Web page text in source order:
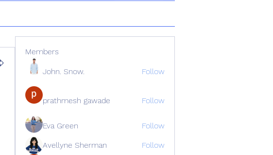
Members
John. Snow. Follow
prathmesh gawade Follow
Eva Green Follow
Avellyne Sherman Follow